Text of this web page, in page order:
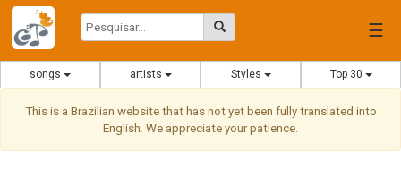
☰
songs artists Styles Top 30
This is a Brazilian website that has not yet been fully translated into
English. We appreciate your patience.